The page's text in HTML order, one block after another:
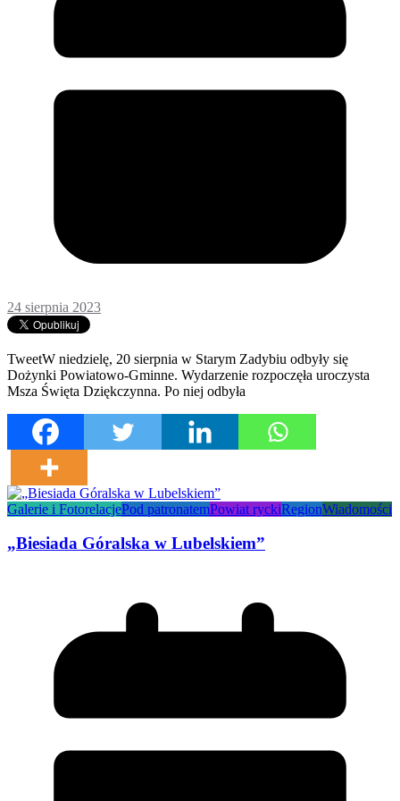
24 sierpnia 2023
TweetW niedzielę, 20 sierpnia w Starym Zadybiu odbyły się
Dożynki Powiatowo-Gminne. Wydarzenie rozpoczęła uroczysta
Msza Święta Dziękczynna. Po niej odbyła
Galerie i FotorelacjePod patronatemPowiat ryckiRegionWiadomości
„Biesiada Góralska w Lubelskiem”